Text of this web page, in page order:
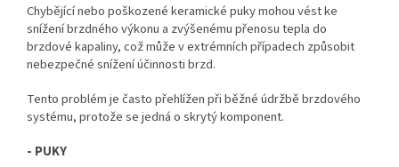
Chybějící nebo poškozené keramické puky mohou vést ke
snížení brzdného výkonu a zvýšenému přenosu tepla do
brzdové kapaliny, což může v extrémních případech způsobit
nebezpečné snížení účinnosti brzd.
Tento problém je často přehlížen při běžné údržbě brzdového
systému, protože se jedná o skrytý komponent.
- PUKY